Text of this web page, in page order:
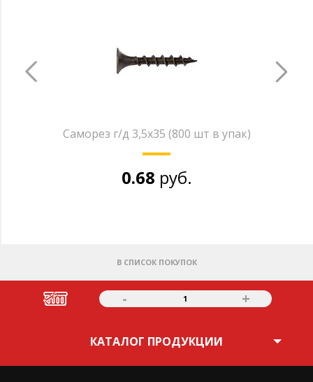
Саморез г/д 3,5х35 (800 шт в упак)
0.68 руб.
В СПИСОК ПОКУПОК
- 1 +
КАТАЛОГ ПРОДУКЦИИ